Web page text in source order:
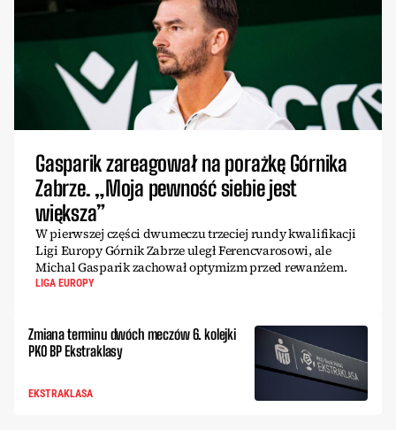
Gasparik zareagował na porażkę Górnika
Zabrze. „Moja pewność siebie jest
większa”
W pierwszej części dwumeczu trzeciej rundy kwalifikacji
Ligi Europy Górnik Zabrze uległ Ferencvarosowi, ale
Michal Gasparik zachował optymizm przed rewanżem.
LIGA EUROPY
Zmiana terminu dwóch meczów 6. kolejki
PKO BP Ekstraklasy
EKSTRAKLASA